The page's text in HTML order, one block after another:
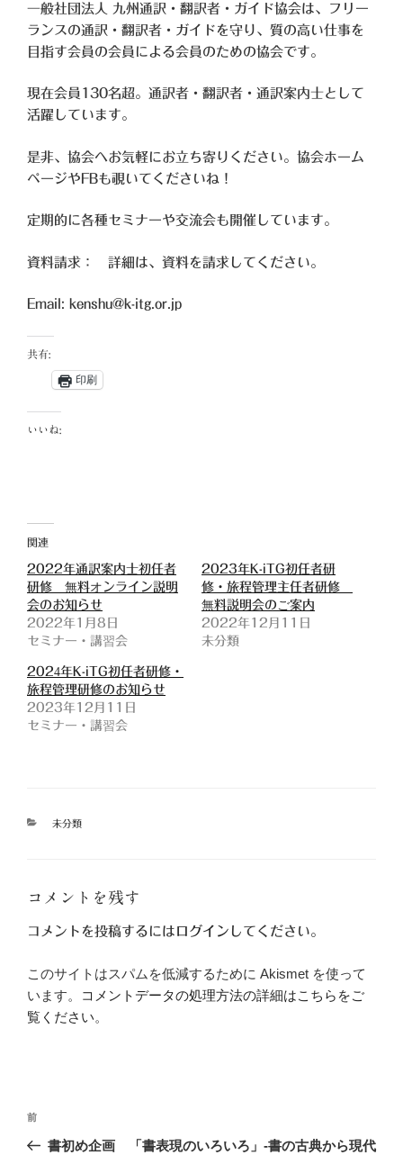
一般社団法人 九州通訳・翻訳者・ガイド協会は、フリー
ランスの通訳・翻訳者・ガイドを守り、質の高い仕事を
目指す会員の会員による会員のための協会です。
現在会員130名超。通訳者・翻訳者・通訳案内士として
活躍しています。
是非、協会へお気軽にお立ち寄りください。協会ホーム
ページやFBも覗いてくださいね！
定期的に各種セミナーや交流会も開催しています。
資料請求： 詳細は、資料を請求してください。
Email: kenshu@k-itg.or.jp
共有:
印刷
いいね:
関連
2022年通訳案内士初任者
研修 無料オンライン説明
会のお知らせ
2022年1月8日
セミナー・講習会
2023年K-iTG初任者研
修・旅程管理主任者研修
無料説明会のご案内
2022年12月11日
未分類
2024年K-iTG初任者研修・
旅程管理研修のお知らせ
2023年12月11日
セミナー・講習会
カ
未分類
コメントを残す
コメントを投稿するには ログイン してください。
このサイトはスパムを低減するために Akismet を使って
います。
コメントデータの処理方法の詳細はこちらをご
覧ください。
前
の
前
書初め企画 「書表現のいろいろ」-書の古典から現代